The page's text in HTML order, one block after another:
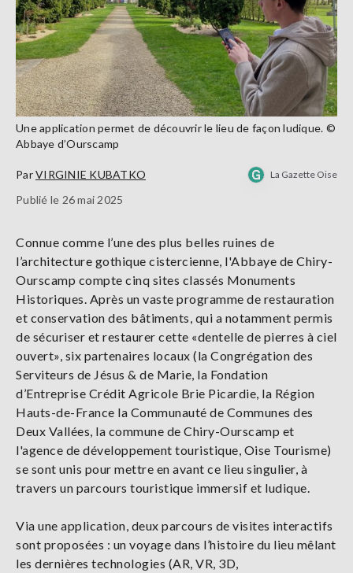
Une application permet de découvrir le lieu de façon ludique. ©
Abbaye d’Ourscamp
ParVIRGINIE KUBATKO La Gazette Oise
Publié le 26 mai 2025
Connue comme l’une des plus belles ruines de
l’architecture gothique cistercienne, l'Abbaye de Chiry-
Ourscamp compte cinq sites classés Monuments
Historiques. Après un vaste programme de restauration
et conservation des bâtiments, qui a notamment permis
de sécuriser et restaurer cette «dentelle de pierres à ciel
ouvert», six partenaires locaux (la Congrégation des
Serviteurs de Jésus & de Marie, la Fondation
d’Entreprise Crédit Agricole Brie Picardie, la Région
Hauts-de-France la Communauté de Communes des
Deux Vallées, la commune de Chiry-Ourscamp et
l'agence de développement touristique, Oise Tourisme)
se sont unis pour mettre en avant ce lieu singulier, à
travers un parcours touristique immersif et ludique.
Via une application, deux parcours de visites interactifs
sont proposées : un voyage dans l’histoire du lieu mêlant
les dernières technologies (AR, VR, 3D,